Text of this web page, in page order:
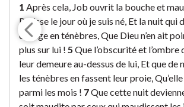
1 Après cela, Job ouvrit la bouche et
Périsse le jour où je suis né, Et la nuit qui
change en ténèbres, Que Dieu n’en ait
plus sur lui ! 5 Que l’obscurité et l’ombre
leur demeure au-dessus de lui, Et que de
les ténèbres en fassent leur proie,
parmi les mois ! 7Que cette nuit